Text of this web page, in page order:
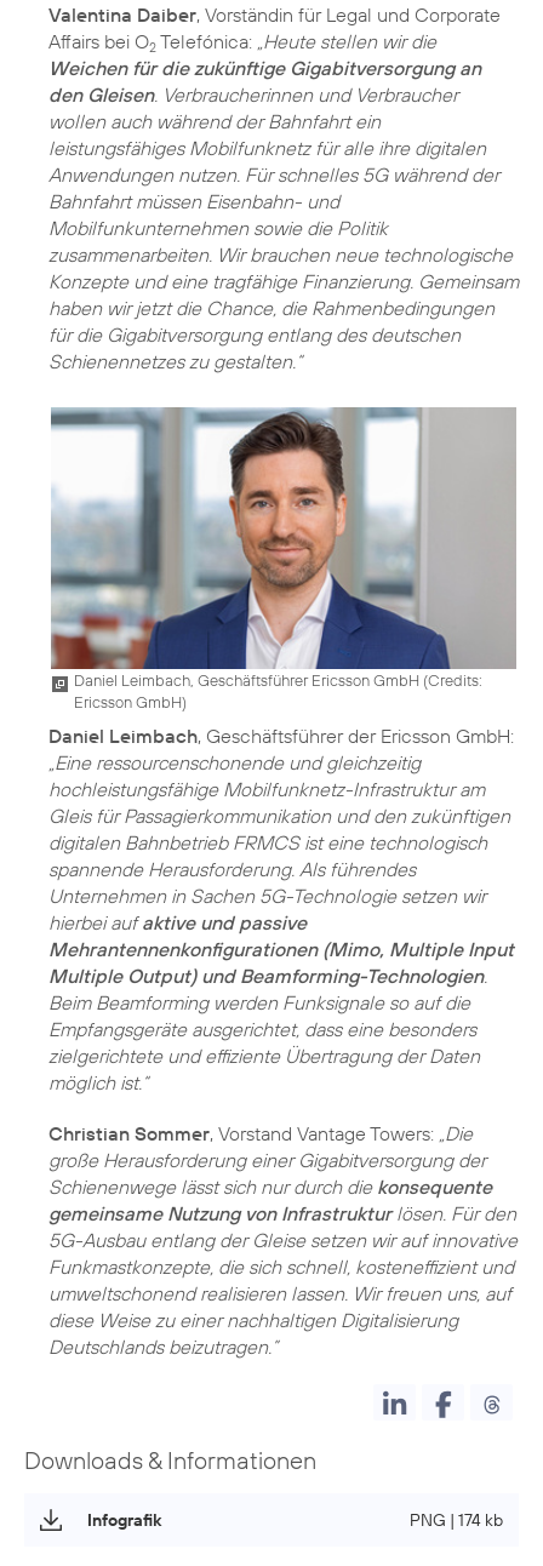
Valentina Daiber, Vorständin für Legal und Corporate
Affairs bei O2 Telefónica: „Heute stellen wir die
Weichen für die zukünftige Gigabitversorgung an
den Gleisen. Verbraucherinnen und Verbraucher
wollen auch während der Bahnfahrt ein
leistungsfähiges Mobilfunknetz für alle ihre digitalen
Anwendungen nutzen. Für schnelles 5G während der
Bahnfahrt müssen Eisenbahn- und
Mobilfunkunternehmen sowie die Politik
zusammenarbeiten. Wir brauchen neue technologische
Konzepte und eine tragfähige Finanzierung. Gemeinsam
haben wir jetzt die Chance, die Rahmenbedingungen
für die Gigabitversorgung entlang des deutschen
Schienennetzes zu gestalten.“
Daniel Leimbach, Geschäftsführer Ericsson GmbH (Credits:
Ericsson GmbH)
Daniel Leimbach, Geschäftsführer der Ericsson GmbH:
„Eine ressourcenschonende und gleichzeitig
hochleistungsfähige Mobilfunknetz-Infrastruktur am
Gleis für Passagierkommunikation und den zukünftigen
digitalen Bahnbetrieb FRMCS ist eine technologisch
spannende Herausforderung. Als führendes
Unternehmen in Sachen 5G-Technologie setzen wir
hierbei aufaktive und passive
Mehrantennenkonfigurationen (Mimo, Multiple Input
Multiple Output) und Beamforming-Technologien.
Beim Beamforming werden Funksignale so auf die
Empfangsgeräte ausgerichtet, dass eine besonders
zielgerichtete und effiziente Übertragung der Daten
möglich ist.“
Christian Sommer, Vorstand Vantage Towers: „Die
große Herausforderung einer Gigabitversorgung der
Schienenwege lässt sich nur durch die konsequente
gemeinsame Nutzung von Infrastrukturlösen. Für den
5G-Ausbau entlang der Gleise setzen wir auf innovative
Funkmastkonzepte, die sich schnell, kosteneffizient und
umweltschonend realisieren lassen. Wir freuen uns, auf
diese Weise zu einer nachhaltigen Digitalisierung
Deutschlands beizutragen.”
Downloads & Informationen
Infografik PNG | 174 kb